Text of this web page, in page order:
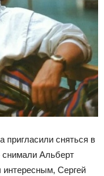
пригласили сняться в
снимали Альберт
Сергей